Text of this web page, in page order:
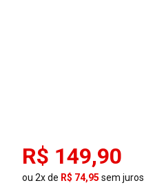
R$ 149,90
ou 2x de R$ 74,95 sem juros